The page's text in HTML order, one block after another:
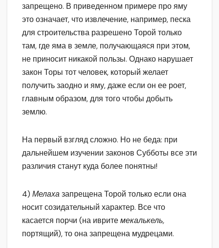
запрещено. В приведенном примере про яму
это означает, что извлечение, например, песка
для строительства разрешено Торой только
там, где яма в земле, получающаяся при этом,
не приносит никакой пользы. Однако нарушает
закон Торы тот человек, который желает
получить заодно и яму, даже если он ее роет,
главным образом, для того чтобы добыть
землю.
На первый взгляд сложно. Но не беда: при
дальнейшем изучении законов Субботы все эти
различия станут куда более понятны!
4) Мелахазапрещена Торой только если она
носит созидательный характер. Все что
касается порчи (на ивритемекалькель,
портящий), то она запрещена мудрецами.